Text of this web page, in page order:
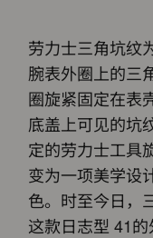
劳力士三角坑纹
腕表外圈上的三
圈旋紧固定在表
底盖上可见的坑
定的劳力士工具
变为一项美学设
色。时至今日，
这款日志型 41的